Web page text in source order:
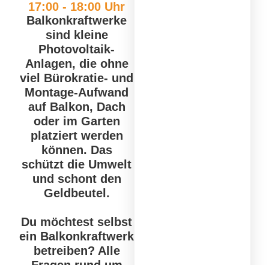
17:00 - 18:00 Uhr
Balkonkraftwerke
sind kleine
Photovoltaik-
Anlagen, die ohne
viel Bürokratie- und
Montage-Aufwand
auf Balkon, Dach
oder im Garten
platziert werden
können. Das
schützt die Umwelt
und schont den
Geldbeutel.
Du möchtest selbst
ein Balkonkraftwerk
betreiben? Alle